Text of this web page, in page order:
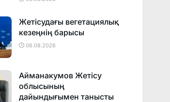
Жетісудағы вегетациялық
кезеңнің барысы
06.08.2026
Айманакумов Жетісу
облысының
дайындығымен танысты